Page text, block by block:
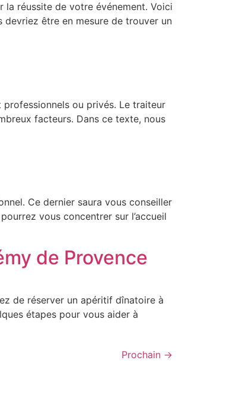
réussite de votre événement. Voici
devriez être en mesure de trouver un
professionnels ou privés. Le traiteur
facteurs. Dans ce texte, nous
Ce dernier saura vous conseiller
vous concentrer sur l’accueil
de Provence
de réserver un apéritif dînatoire à
étapes pour vous aider à
Prochain →